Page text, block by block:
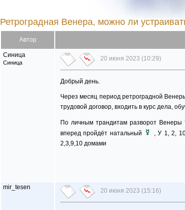
Ретроградная Венера, можно ли
Автор
Синица
Синица
20 июня 2023 (10:29)
Добрый день.
Через месяц период ретроградной
трудовой договор, входить в курс дела,
По личным трандитам разворот Венеры
вперед пройдёт натальный
, У 1, 2,
2,3,9,10 домами
mir_tesen 20 июня 2023 (15:16)